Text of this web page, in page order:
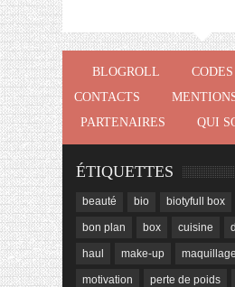
BLOGROLL
CONTACTS
PARTENAIRES
QUI
ÉTIQUETTES
beauté bio biotyfull box
bon plan box cuisine
haul make-up maquillage
motivation perte de poids